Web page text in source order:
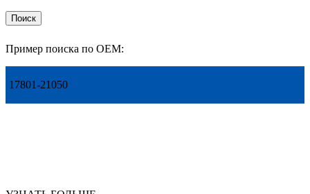
Поиск
Пример поиска по OEM:
17801-21050